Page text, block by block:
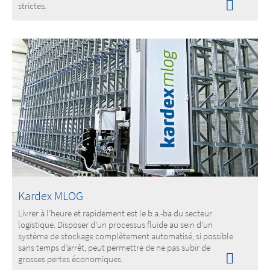
strictes.
Kardex MLOG
Livrer à l’heure et rapidement est le b.a.-ba du secteur
logistique. Disposer d’un processus fluide au sein d’un
système de stockage complètement automatisé, si possible
sans temps d’arrêt, peut permettre de ne pas subir de
grosses pertes économiques.